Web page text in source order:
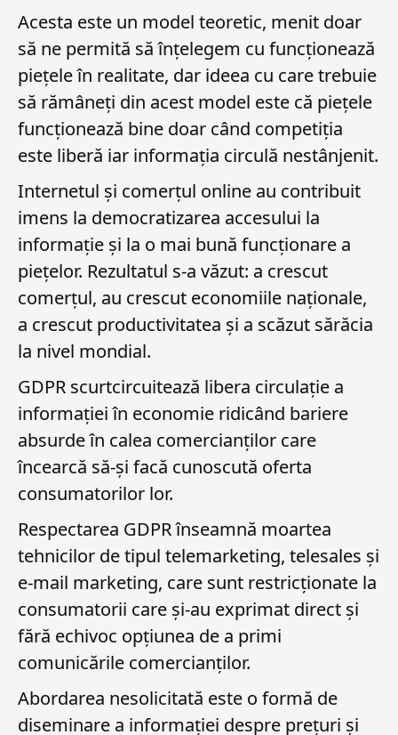
Acesta este un model teoretic, menit doar
să ne permită să înțelegem cu funcționează
piețele în realitate, dar ideea cu care trebuie
să rămâneți din acest model este că piețele
funcționează bine doar când competiția
este liberă iar informația circulă nestânjenit.
Internetul și comerțul online au contribuit
imens la democratizarea accesului la
informație și la o mai bună funcționare a
piețelor. Rezultatul s-a văzut: a crescut
comerțul, au crescut economiile naționale,
a crescut productivitatea și a scăzut sărăcia
la nivel mondial.
GDPR scurtcircuitează libera circulație a
informației în economie ridicând bariere
absurde în calea comercianților care
încearcă să-și facă cunoscută oferta
consumatorilor lor.
Respectarea GDPR înseamnă moartea
tehnicilor de tipul telemarketing, telesales și
e-mail marketing, care sunt restricționate la
consumatorii care și-au exprimat direct și
fără echivoc opțiunea de a primi
comunicările comercianților.
Abordarea nesolicitată este o formă de
diseminare a informației despre prețuri și